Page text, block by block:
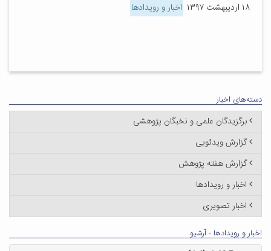
۱۸ اردیبهشت ۱۳۹۷ اخبار و رویدادها
دسته‌های اخبار
برگزیدگان علمی و نخبگان پژوهشی
گزارش ویدئویی
گزارش هفته پژوهش
اخبار و رویدادها
اخبار تصویری
اخبار و رویدادها - آرشیو